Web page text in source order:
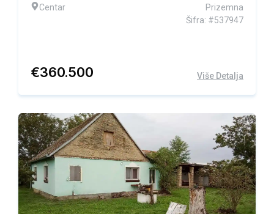
Centar
Prizemna
Šifra: #537947
€360.500 Više Detalja